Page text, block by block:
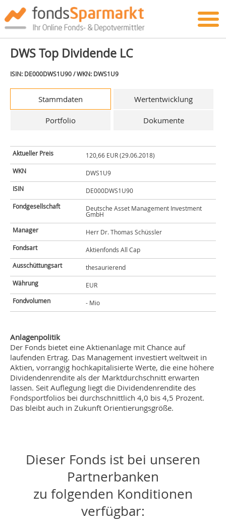
DWS Top Dividende LC
ISIN: DE000DWS1U90 / WKN: DWS1U9
Stammdaten Wertentwicklung
Portfolio Dokumente
Aktueller Preis
120,66 EUR (29.06.2018)
WKN
DWS1U9
ISIN
DE000DWS1U90
Fondgesellschaft
Deutsche Asset Management Investment
GmbH
Manager
Herr Dr. Thomas Schüssler
Fondsart
Aktienfonds All Cap
Ausschüttungsart
thesaurierend
Währung
EUR
Fondvolumen
- Mio
Anlagenpolitik
Der Fonds bietet eine Aktienanlage mit Chance auf
laufenden Ertrag. Das Management investiert weltweit in
Aktien, vorrangig hochkapitalisierte Werte, die eine höhere
Dividendenrendite als der Marktdurchschnitt erwarten
lassen. Seit Auflegung liegt die Dividendenrendite des
Fondsportfolios bei durchschnittlich 4,0 bis 4,5 Prozent.
Das bleibt auch in Zukunft Orientierungsgröße.
Dieser Fonds ist bei unseren
Partnerbanken
zu folgenden Konditionen
verfügbar: